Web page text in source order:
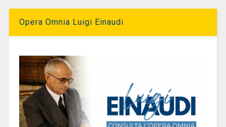
Opera Omnia Luigi Einaudi